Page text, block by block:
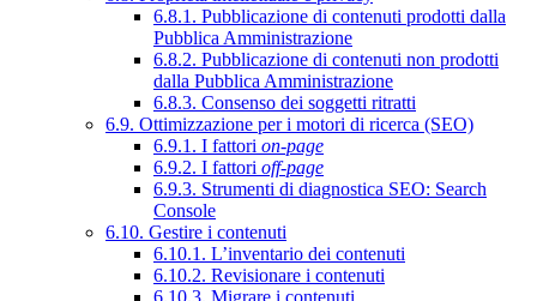
6.8.1. Pubblicazione di contenuti prodotti dalla
Pubblica Amministrazione
6.8.2. Pubblicazione di contenuti non prodotti
dalla Pubblica Amministrazione
6.8.3. Consenso dei soggetti ritratti
6.9. Ottimizzazione per i motori di ricerca (SEO)
6.9.1. I fattori on-page
6.9.2. I fattori off-page
6.9.3. Strumenti di diagnostica SEO: Search
Console
6.10. Gestire i contenuti
6.10.1. L’inventario dei contenuti
6.10.2. Revisionare i contenuti
6.10.3. Migrare i contenuti